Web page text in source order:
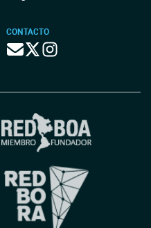
CONTACTO